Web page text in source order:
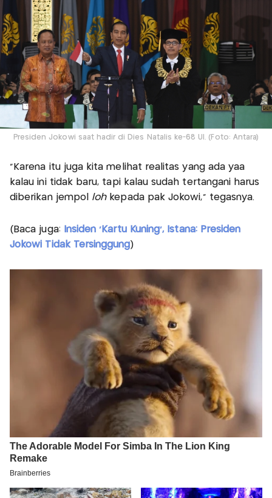
Presiden Jokowi saat hadir di Dies Natalis ke-68 UI. (Foto: Antara)
“Karena itu juga kita melihat realitas yang ada yaa
kalau ini tidak baru, tapi kalau sudah tertangani harus
diberikan jempol lohkepada pak Jokowi,” tegasnya.
(Baca juga:
Insiden 'Kartu Kuning', Istana: Presiden
Jokowi Tidak Tersinggung)